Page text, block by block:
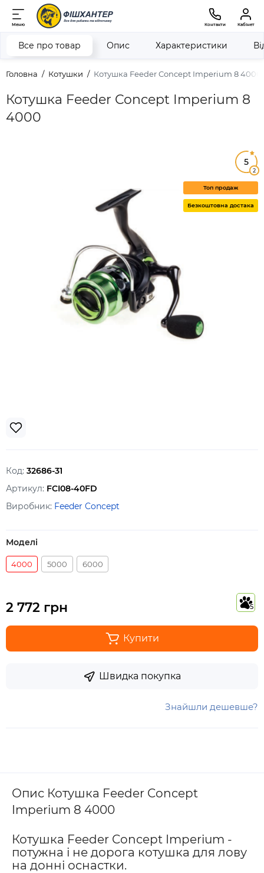
Меню Контакти Кабінет
Головна Котушки Котушка Feeder Concept Imperium 8 4000
Котушка Feeder Concept Imperium 8
4000
Все про товар Опис Характеристики
5
2
Топ продаж
Безкоштовна достака
Код: 32686-31
Артикул: FCI08-40FD
Виробник: Feeder Concept
Моделі
4000 5000 6000
2 772 грн 5
Купити
Швидка покупка
Знайшли дешевше?
Опис Котушка Feeder Concept
Imperium 8 4000
Котушка Feeder Concept Imperium -
потужна і не дорога котушка для лову
на донні оснастки.